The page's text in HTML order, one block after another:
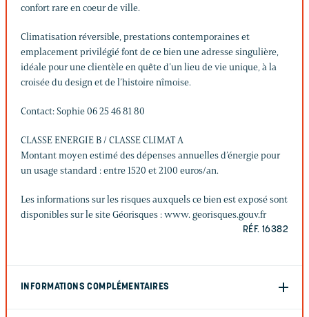
confort rare en coeur de ville.
Climatisation réversible, prestations contemporaines et
emplacement privilégié font de ce bien une adresse singulière,
idéale pour une clientèle en quête d’un lieu de vie unique, à la
croisée du design et de l’histoire nîmoise.
Contact: Sophie 06 25 46 81 80
CLASSE ENERGIE B / CLASSE CLIMAT A
Montant moyen estimé des dépenses annuelles d’énergie pour
un usage standard : entre 1520 et 2100 euros/an.
Les informations sur les risques auxquels ce bien est exposé sont
disponibles sur le site Géorisques : www. georisques.gouv.fr
RÉF. 16382
INFORMATIONS COMPLÉMENTAIRES